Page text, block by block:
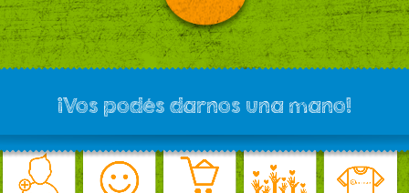
¡Vos podés darnos una mano!